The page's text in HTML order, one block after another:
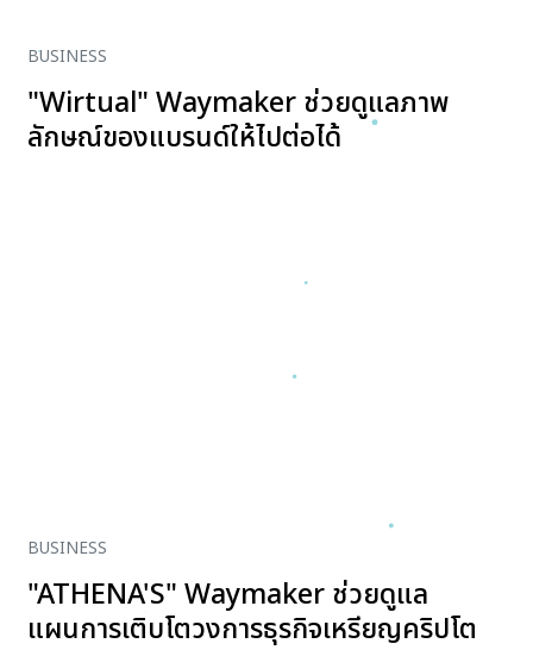
BUSINESS
"Wirtual" Waymaker ช่วยดูแลภาพ
ลักษณ์ของแบรนด์ให้ไปต่อได้
BUSINESS
"ATHENA'S" Waymaker ช่วยดูแล
แผนการเติบโตวงการธุรกิจเหรียญคริปโต